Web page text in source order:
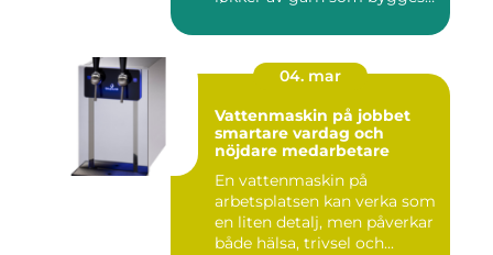
04. mar
Vattenmaskin på jobbet
smartare vardag och
nöjdare medarbetare
En vattenmaskin på
arbetsplatsen kan verka som
en liten detalj, men påverkar
både hälsa, trivsel och...